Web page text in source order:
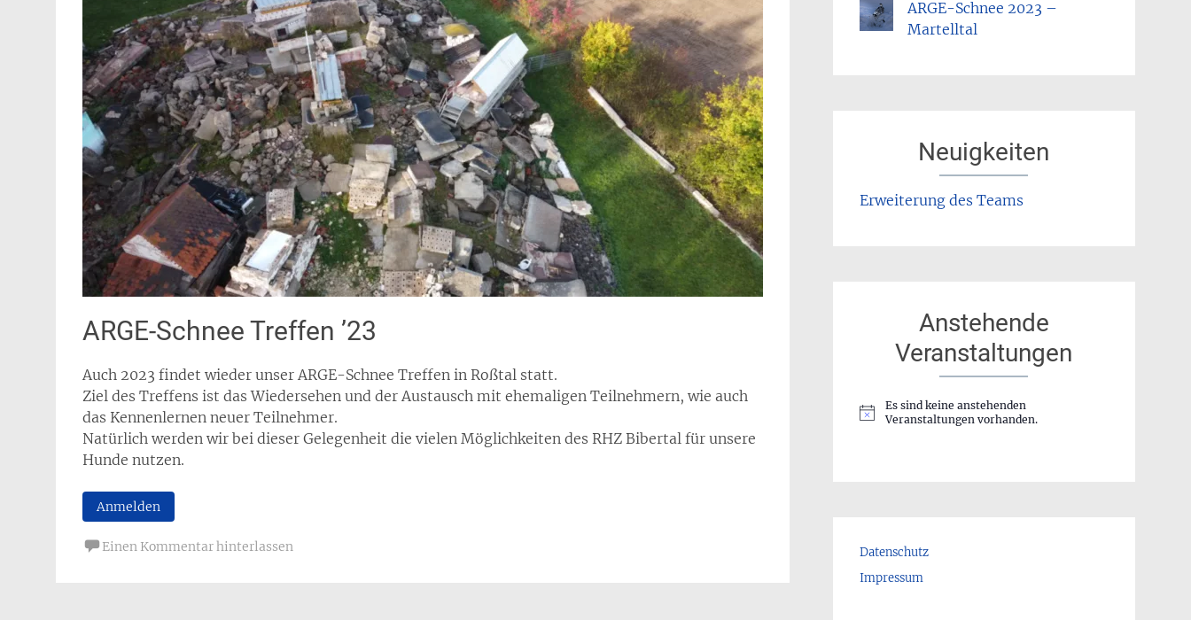
ARGE-Schnee Treffen ’23
Auch 2023 findet wieder unser ARGE-Schnee Treffen in Roßtal statt.
Ziel des Treffens ist das Wiedersehen und der Austausch mit ehemaligen Teilnehmern, wie auch
das Kennenlernen neuer Teilnehmer.
Natürlich werden wir bei dieser Gelegenheit die vielen Möglichkeiten des RHZ Bibertal für unsere
Hunde nutzen.
Anmelden
Einen Kommentar hinterlassen
ARGE-Schnee 2023 –
Martelltal
Neuigkeiten
Erweiterung des Teams
Anstehende
Veranstaltungen
Hinweis
Es sind keine anstehenden
Veranstaltungen vorhanden.
Datenschutz
Impressum